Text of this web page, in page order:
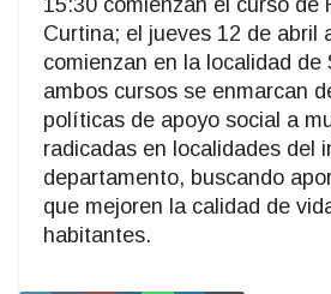
15:30 comienzan el curso de
Curtina; el jueves 12 de abril
comienzan en la localidad de
ambos cursos se enmarcan
políticas de apoyo social a
radicadas en localidades del
departamento, buscando
que mejoren la calidad de
habitantes.